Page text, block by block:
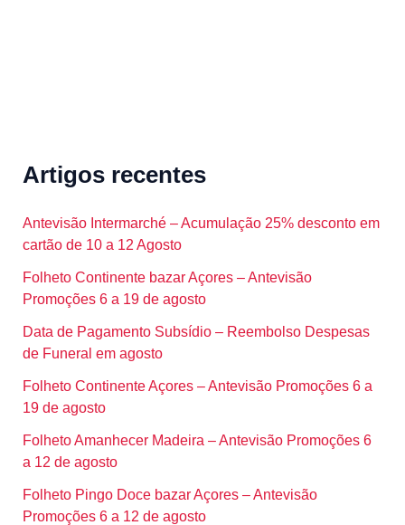
Artigos recentes
Antevisão Intermarché – Acumulação 25% desconto em
cartão de 10 a 12 Agosto
Folheto Continente bazar Açores – Antevisão
Promoções 6 a 19 de agosto
Data de Pagamento Subsídio – Reembolso Despesas
de Funeral em agosto
Folheto Continente Açores – Antevisão Promoções 6 a
19 de agosto
Folheto Amanhecer Madeira – Antevisão Promoções 6
a 12 de agosto
Folheto Pingo Doce bazar Açores – Antevisão
Promoções 6 a 12 de agosto